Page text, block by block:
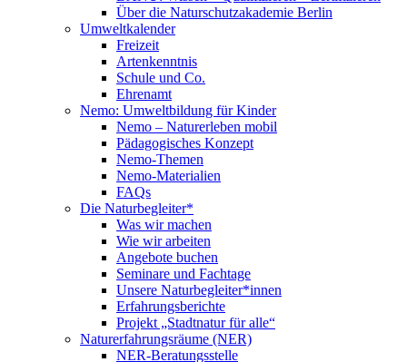
Über die Naturschutzakademie Berlin
Umweltkalender
Freizeit
Artenkenntnis
Schule und Co.
Ehrenamt
Nemo: Umweltbildung für Kinder
Nemo – Naturerleben mobil
Pädagogisches Konzept
Nemo-Themen
Nemo-Materialien
FAQs
Die Naturbegleiter*
Was wir machen
Wie wir arbeiten
Angebote buchen
Seminare und Fachtage
Unsere Naturbegleiter*innen
Erfahrungsberichte
Projekt „Stadtnatur für alle“
Naturerfahrungsräume (NER)
NER-Beratungsstelle